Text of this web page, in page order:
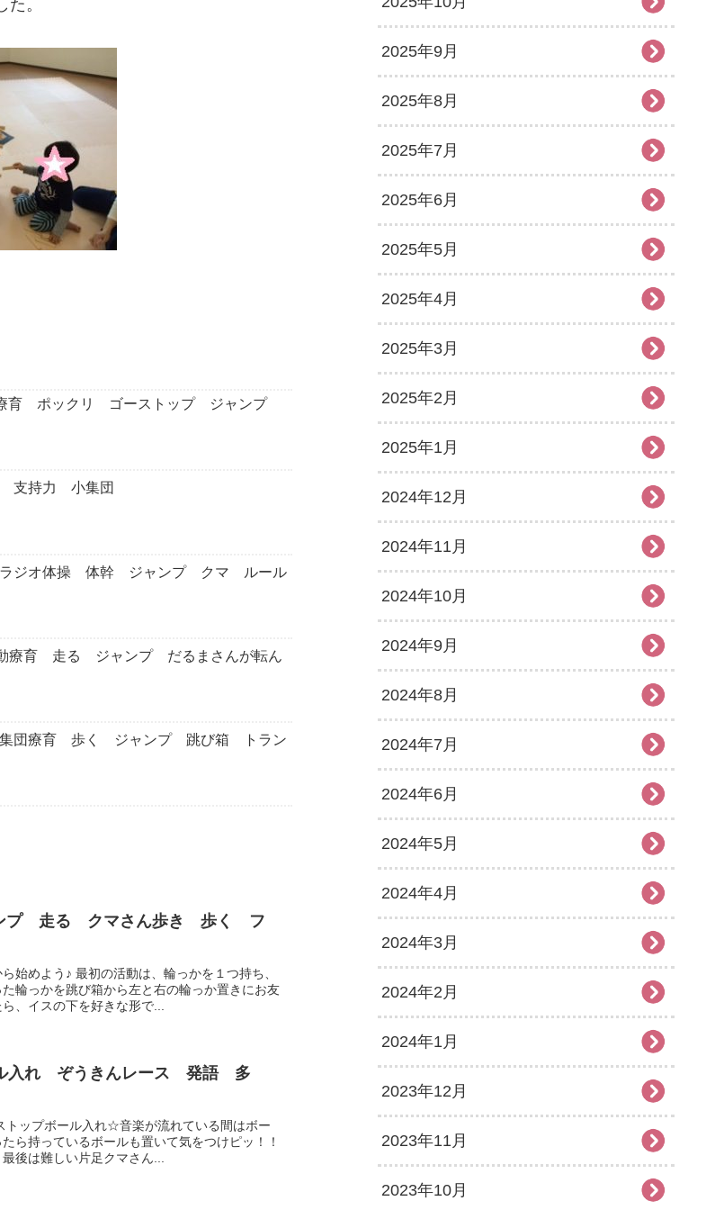
。
育 ポックリ ゴーストップ ジャンプ
支持力 小集団
ジオ体操 体幹 ジャンプ クマ ルール
育 走る ジャンプ だるまさんが転ん
団療育 歩く ジャンプ 跳び箱 トラン
プ 走る クマさん歩き 歩く フ
始めよう♪ 最初の活動は、輪っかを１つ持ち、
輪っかを跳び箱から左と右の輪っか置きにお友
、イスの下を好きな形で...
入れ ぞうきんレース 発語 多
プボール入れ☆音楽が流れている間はボー
ら持っているボールも置いて気をつけピッ！！
後は難しい片足クマさん...
2025年9月
2025年8月
2025年7月
2025年6月
2025年5月
2025年4月
2025年3月
2025年2月
2025年1月
2024年12月
2024年11月
2024年10月
2024年9月
2024年8月
2024年7月
2024年6月
2024年5月
2024年4月
2024年3月
2024年2月
2024年1月
2023年12月
2023年11月
2023年10月